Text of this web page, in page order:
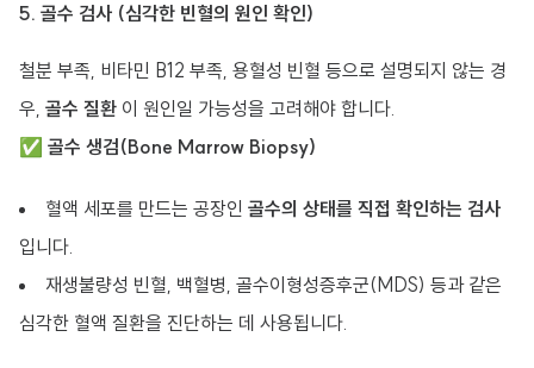
5. 골수 검사 (심각한 빈혈의 원인 확인)
철분 부족, 비타민 B12 부족, 용혈성 빈혈 등으로 설명되지 않는 경
우, 골수 질환 이 원인일 가능성을 고려해야 합니다.
✅ 골수 생검(Bone Marrow Biopsy)
혈액 세포를 만드는 공장인 골수의 상태를 직접 확인하는 검사
입니다.
재생불량성 빈혈, 백혈병, 골수이형성증후군(MDS) 등과 같은
심각한 혈액 질환을 진단하는 데 사용됩니다.